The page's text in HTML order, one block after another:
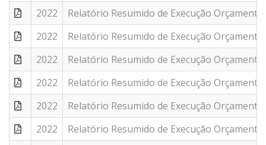
2022
Relatório Resumido de Execução
2022
Relatório Resumido de Execução
2022
Relatório Resumido de Execução
2022
Relatório Resumido de Execução
2022
Relatório Resumido de Execução
2022
Relatório Resumido de Execução